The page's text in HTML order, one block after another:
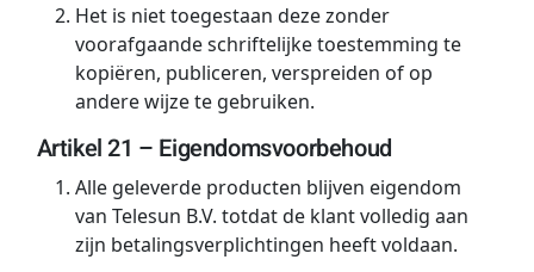
Het is niet toegestaan deze zonder
voorafgaande schriftelijke toestemming te
kopiëren, publiceren, verspreiden of op
andere wijze te gebruiken.
Artikel 21 – Eigendomsvoorbehoud
Alle geleverde producten blijven eigendom
van Telesun B.V. totdat de klant volledig aan
zijn betalingsverplichtingen heeft voldaan.